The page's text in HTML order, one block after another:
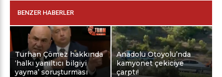
BENZER HABERLER
Turhan Çömez hakkında
‘halkı yanıltıcı bilgiyi
yayma’ soruşturması
Anadolu Otoyolu’nda
kamyonet çekiciye
çarptı!